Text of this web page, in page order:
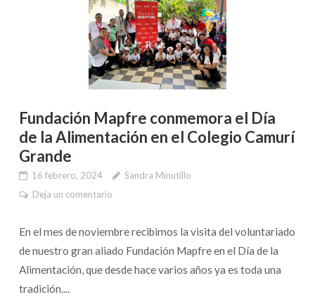
Fundación Mapfre conmemora el Día
de la Alimentación en el Colegio Camurí
Grande
16 febrero, 2024
Sandra Minutillo
Deja un comentario
En el mes de noviembre recibimos la visita del voluntariado
de nuestro gran aliado Fundación Mapfre en el Día de la
Alimentación, que desde hace varios años ya es toda una
tradición....